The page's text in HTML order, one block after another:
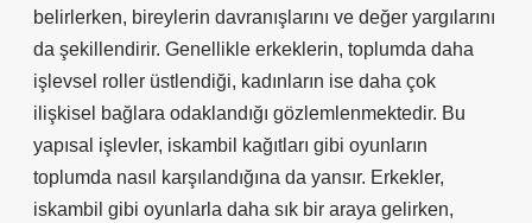
belirlerken, bireylerin davranışlarını ve değer yargılarını
da şekillendirir. Genellikle erkeklerin, toplumda daha
işlevsel roller üstlendiği, kadınların ise daha çok
ilişkisel bağlara odaklandığı gözlemlenmektedir. Bu
yapısal işlevler, iskambil kağıtları gibi oyunların
toplumda nasıl karşılandığına da yansır. Erkekler,
iskambil gibi oyunlarla daha sık bir araya gelirken,